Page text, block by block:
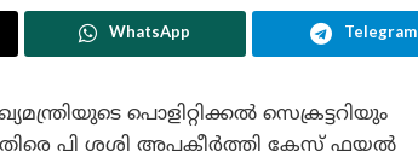
WhatsApp Telegram
പൊളിറ്റിക്കൽ സെക്രട്ടറിയും
പി ശശി അപകീർത്തി കേസ് ഫയൽ